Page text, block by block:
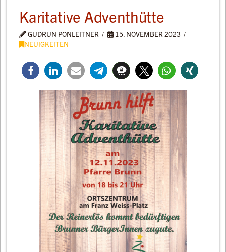
Karitative Adventhütte
GUDRUN PONLEITNER
15. NOVEMBER 2023
NEUIGKEITEN